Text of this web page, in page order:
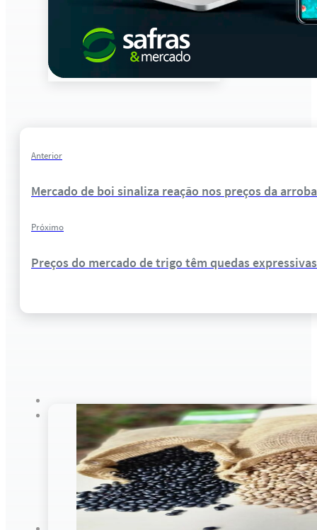
Anterior
Mercado de boi sinaliza reação nos preços da
Próximo
Preços do mercado de trigo têm quedas